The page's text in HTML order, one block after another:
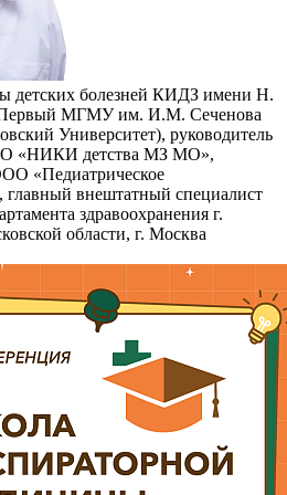
детских болезней КИДЗ имени Н.
МГМУ им. И.М. Сеченова
Университет), руководитель
«НИКИ детства МЗ МО»,
«Педиатрическое
главный внештатный специалист
здравоохранения г.
области, г. Москва